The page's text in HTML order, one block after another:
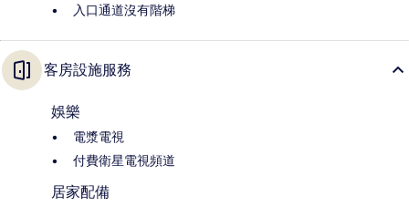
入口通道沒有階梯
客房設施服務
娛樂
電漿電視
付費衛星電視頻道
居家配備